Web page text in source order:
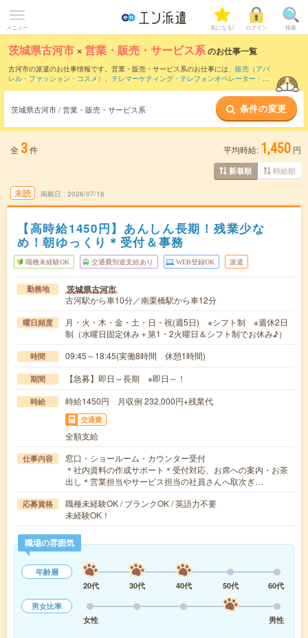
メニュー 気になる! ログイン 検索
茨城県古河市 ×営業・販売・サービス系のお仕事一覧
古河市の派遣のお仕事情報です。営業・販売・サービス系のお仕事には、 販売（アパ
レル・ファッション・コスメ） 、 テレマーケティング・テレフォンオペレーター・コ
などのこだわり条件で絞り込んでいただけます。
茨城県古河市 / 営業・販売・サービス系 条件の変更
全 3件 平均時給: 1,450 円
新着順 時給順
未読 掲載日 2026/07/16
【高時給1450円】あんしん長期！残業少な
め！朝ゆっくり＊受付＆事務
職種未経験OK 交通費別途支給あり WEB登録OK 派遣
勤務地 茨城県古河市
古河駅から車10分／南栗橋駅から車12分
曜日頻度
月・火・木・金・土・日・祝(週5日) ※シフト制 ※週休2日
制（水曜日固定休み＋第1・2火曜日＆シフト制でお休み♪）
時間 09:45～18:45(実働8時間 休憩1時間)
期間 【急募】即日～長期 ※即日～！
時給 時給1450円 月収例 232,000円+残業代
交通費
全額支給
仕事内容
窓口・ショールーム・カウンター受付
＊社内資料の作成サポート＊受付対応、お席への案内・お茶
出し＊営業担当やサービス担当の社員さんへ取次ぎ…
応募資格
職種未経験OK / ブランクOK / 英語力不要
未経験OK！
職場の雰囲気
年齢層
20代
30代 40代 50代
60代
男女比率
女性
男性